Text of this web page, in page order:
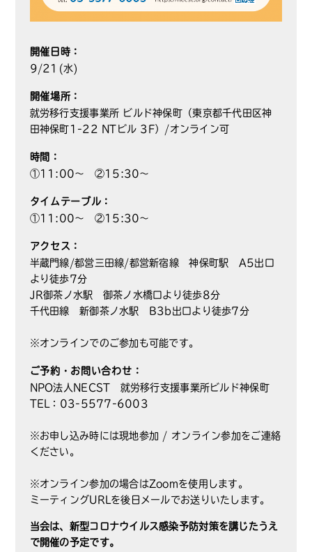
開催日時：
9/21(水)
開催場所：
就労移行支援事業所 ビルド神保町（東京都千代田区神
田神保町1-22 NTビル 3F）/オンライン可
時間：
①11:00～ ②15:30～
タイムテーブル：
①11:00～ ②15:30～
アクセス：
半蔵門線/都営三田線/都営新宿線 神保町駅 A5出口
より徒歩7分
JR御茶ノ水駅 御茶ノ水橋口より徒歩8分
千代田線 新御茶ノ水駅 B3b出口より徒歩7分
※オンラインでのご参加も可能です。
ご予約・お問い合わせ：
NPO法人NECST 就労移行支援事業所ビルド神保町
TEL：03-5577-6003
※お申し込み時には現地参加 / オンライン参加をご連絡
ください。
※オンライン参加の場合はZoomを使用します。
ミーティングURLを後日メールでお送りいたします。
当会は、新型コロナウイルス感染予防対策を講じたうえ
で開催の予定です。